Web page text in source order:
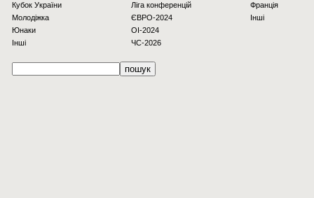
Кубок України
Молодіжка
Юнаки
Інші
Ліга конференцій
ЄВРО-2024
OI-2024
ЧС-2026
Франція
Інші